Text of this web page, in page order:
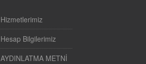
Hizmetlerimiz
Hesap Bilgilerimiz
AYDINLATMA METNİ